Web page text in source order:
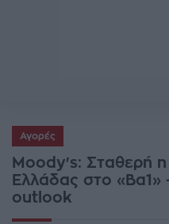
Αγορές
Moody's: Σταθερή η
Ελλάδας στο
outlook